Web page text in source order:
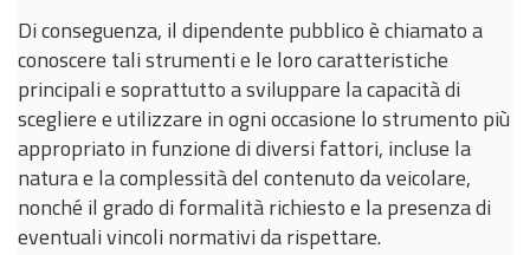
Di conseguenza, il dipendente pubblico è chiamato a
conoscere tali strumenti e le loro caratteristiche
principali e soprattutto a sviluppare la capacità di
scegliere e utilizzare in ogni occasione lo strumento più
appropriato in funzione di diversi fattori, incluse la
natura e la complessità del contenuto da veicolare,
nonché il grado di formalità richiesto e la presenza di
eventuali vincoli normativi da rispettare.